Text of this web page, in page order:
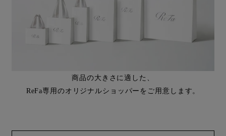
商品の大きさに適した、
ReFa専用のオリジナルショッパーをご用意します。